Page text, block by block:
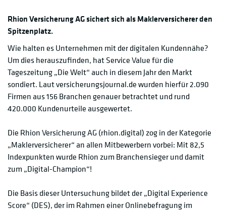
Rhion Versicherung AG sichert sich als Maklerversicherer den
Spitzenplatz.
Wie halten es Unternehmen mit der digitalen Kundennähe?
Um dies herauszufinden, hat Service Value für die
Tageszeitung „Die Welt“ auch in diesem Jahr den Markt
sondiert. Laut versicherungsjournal.de wurden hierfür 2.090
Firmen aus 156 Branchen genauer betrachtet und rund
420.000 Kundenurteile ausgewertet.
Die Rhion Versicherung AG (rhion.digital) zog in der Kategorie
„Maklerversicherer“ an allen Mitbewerbern vorbei: Mit 82,5
Indexpunkten wurde Rhion zum Branchensieger und damit
zum „Digital-Champion“!
Die Basis dieser Untersuchung bildet der „Digital Experience
Score“ (DES), der im Rahmen einer Onlinebefragung im